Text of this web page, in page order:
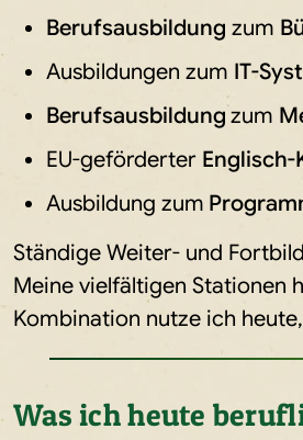
Berufsausbildung zum
Ausbildungen zum IT-
Berufsausbildung zum
EU-geförderter Englisch-
Ausbildung zum
Ständige Weiter- und
Meine vielfältigen Stationen
Kombination nutze ich
Was ich heute